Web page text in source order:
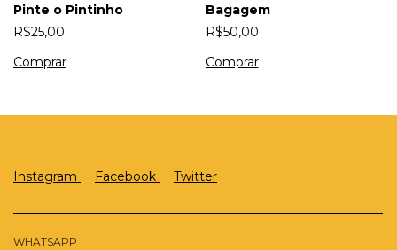
Pinte o Pintinho
R$25,00
Bagagem
R$50,00
Instagram Facebook Twitter
WHATSAPP